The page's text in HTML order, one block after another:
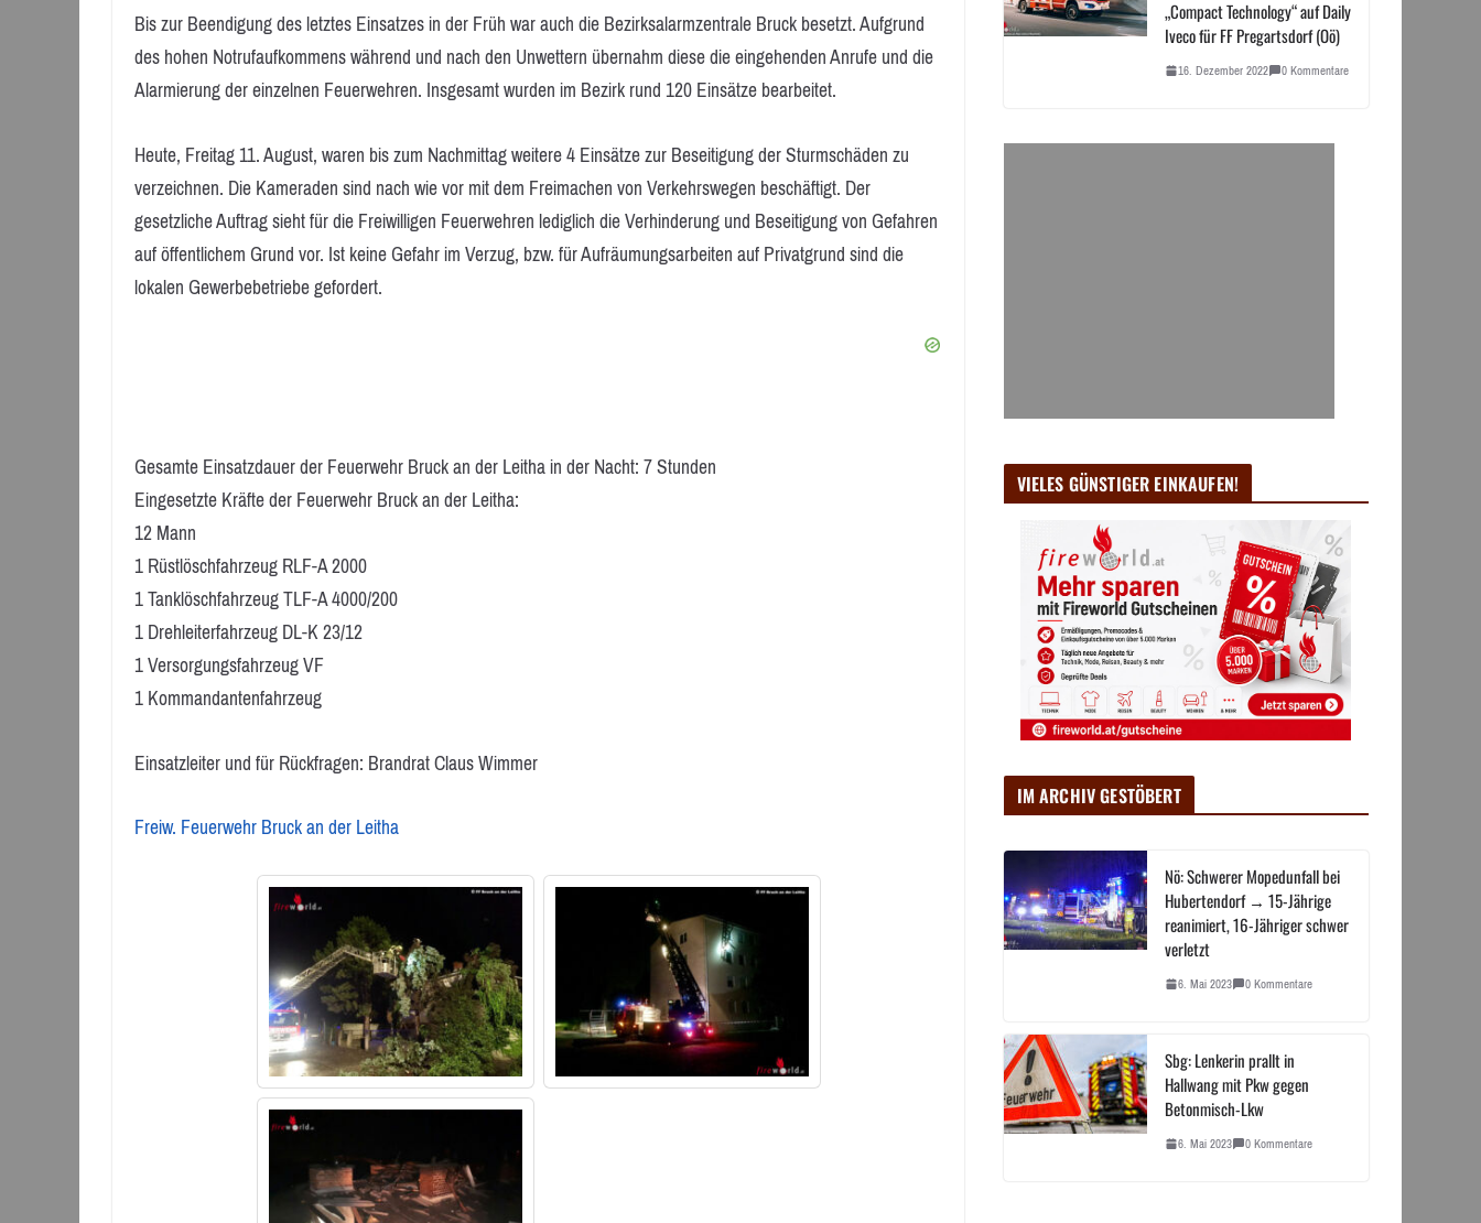
Bis zur Beendigung des letztes Einsatzes in der Früh war auch die Bezirksalarmzentrale Bruck besetzt. Aufgrund
des hohen Notrufaufkommens während und nach den Unwettern übernahm diese die eingehenden Anrufe und die
Alarmierung der einzelnen Feuerwehren. Insgesamt wurden im Bezirk rund 120 Einsätze bearbeitet.
Heute, Freitag 11. August, waren bis zum Nachmittag weitere 4 Einsätze zur Beseitigung der Sturmschäden zu
verzeichnen. Die Kameraden sind nach wie vor mit dem Freimachen von Verkehrswegen beschäftigt. Der
gesetzliche Auftrag sieht für die Freiwilligen Feuerwehren lediglich die Verhinderung und Beseitigung von Gefahren
auf öffentlichem Grund vor. Ist keine Gefahr im Verzug, bzw. für Aufräumungsarbeiten auf Privatgrund sind die
lokalen Gewerbebetriebe gefordert.
Gesamte Einsatzdauer der Feuerwehr Bruck an der Leitha in der Nacht: 7 Stunden
Eingesetzte Kräfte der Feuerwehr Bruck an der Leitha:
12 Mann
1 Rüstlöschfahrzeug RLF-A 2000
1 Tanklöschfahrzeug TLF-A 4000/200
1 Drehleiterfahrzeug DL-K 23/12
1 Versorgungsfahrzeug VF
1 Kommandantenfahrzeug
Einsatzleiter und für Rückfragen: Brandrat Claus Wimmer
Freiw. Feuerwehr Bruck an der Leitha
„Compact Technology“ auf Daily
Iveco für FF Pregartsdorf (Oö)
16. Dezember 2022 0 Kommentare
VIELES GÜNSTIGER EINKAUFEN!
IM ARCHIV GESTÖBERT
Nö: Schwerer Mopedunfall bei
Hubertendorf → 15-Jährige
reanimiert, 16-Jähriger schwer
verletzt
6. Mai 2023 0 Kommentare
Sbg: Lenkerin prallt in
Hallwang mit Pkw gegen
Betonmisch-Lkw
6. Mai 2023 0 Kommentare